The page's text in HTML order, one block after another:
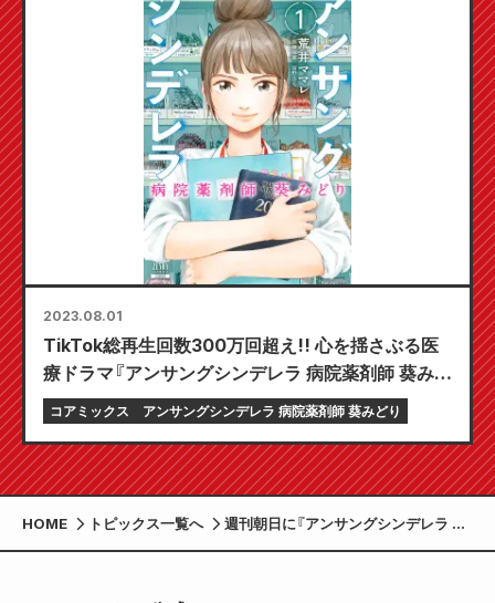
2023.08.01
TikTok総再生回数300万回超え!! 心を揺さぶる医
療ドラマ『アンサングシンデレラ 病院薬剤師 葵みど
り』が面白い!!
コアミックス アンサングシンデレラ 病院薬剤師 葵みどり
HOME トピックス一覧へ
週刊朝日に『アンサングシンデレラ 病